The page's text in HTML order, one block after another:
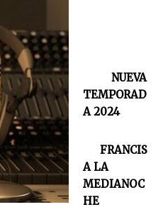
NUEVA
TEMPORAD
A 2024
FRANCIS
A LA
MEDIANOC
HE